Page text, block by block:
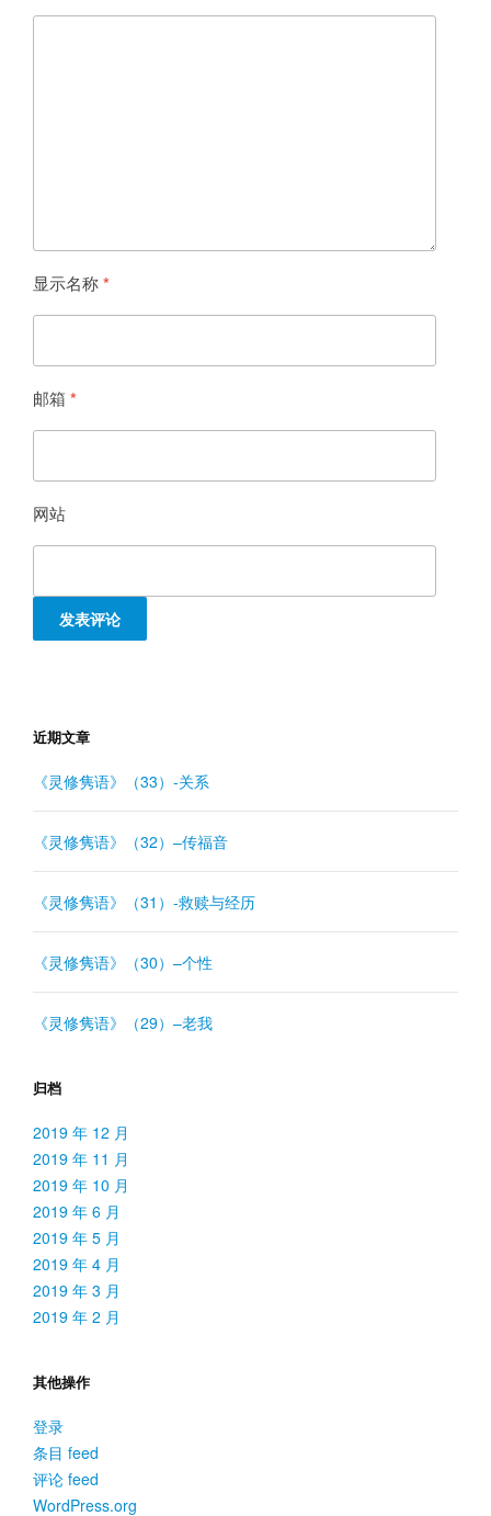
显示名称*
邮箱 *
网站
近期文章
《灵修隽语》（33）-关系
《灵修隽语》（32）–传福音
《灵修隽语》（31）-救赎与经历
《灵修隽语》（30）–个性
《灵修隽语》（29）–老我
归档
2019 年 12 月
2019 年 11 月
2019 年 10 月
2019 年 6 月
2019 年 5 月
2019 年 4 月
2019 年 3 月
2019 年 2 月
其他操作
登录
条目 feed
评论 feed
WordPress.org